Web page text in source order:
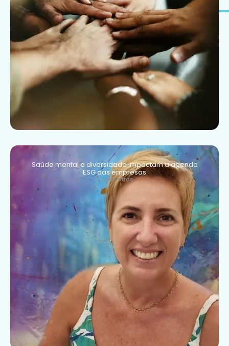
Saúde mental e diversidade impactam a agenda
ESG das empresas
4 anos atrás